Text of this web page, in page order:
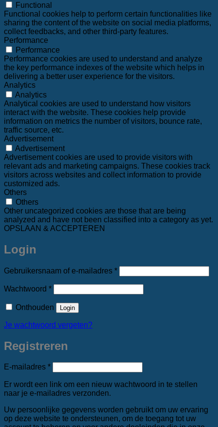
Functional
Functional cookies help to perform certain functionalities like
sharing the content of the website on social media platforms,
collect feedbacks, and other third-party features.
Performance
Performance
Performance cookies are used to understand and analyze
the key performance indexes of the website which helps in
delivering a better user experience for the visitors.
Analytics
Analytics
Analytical cookies are used to understand how visitors
interact with the website. These cookies help provide
information on metrics the number of visitors, bounce rate,
traffic source, etc.
Advertisement
Advertisement
Advertisement cookies are used to provide visitors with
relevant ads and marketing campaigns. These cookies track
visitors across websites and collect information to provide
customized ads.
Others
Others
Other uncategorized cookies are those that are being
analyzed and have not been classified into a category as yet.
OPSLAAN & ACCEPTEREN
Login
Gebruikersnaam of e-mailadres *Vereist
Wachtwoord *Vereist
Onthouden Login
Je wachtwoord vergeten?
Registreren
E-mailadres *Vereist
Er wordt een link om een nieuw wachtwoord in te stellen
naar je e-mailadres verzonden.
Uw persoonlijke gegevens worden gebruikt om uw ervaring
op deze website te ondersteunen, om de toegang tot uw